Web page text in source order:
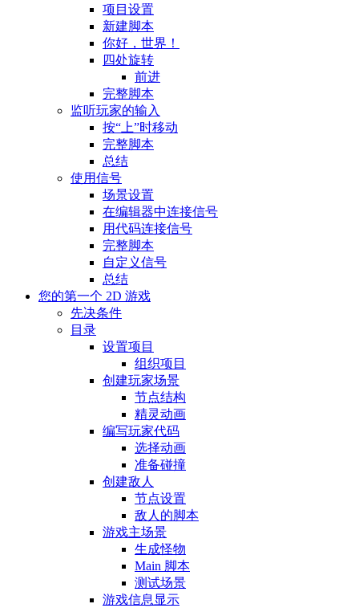
项目设置
新建脚本
你好，世界！
四处旋转
前进
完整脚本
监听玩家的输入
按“上”时移动
完整脚本
总结
使用信号
场景设置
在编辑器中连接信号
用代码连接信号
完整脚本
自定义信号
总结
您的第一个 2D 游戏
先决条件
目录
设置项目
组织项目
创建玩家场景
节点结构
精灵动画
编写玩家代码
选择动画
准备碰撞
创建敌人
节点设置
敌人的脚本
游戏主场景
生成怪物
Main 脚本
测试场景
游戏信息显示